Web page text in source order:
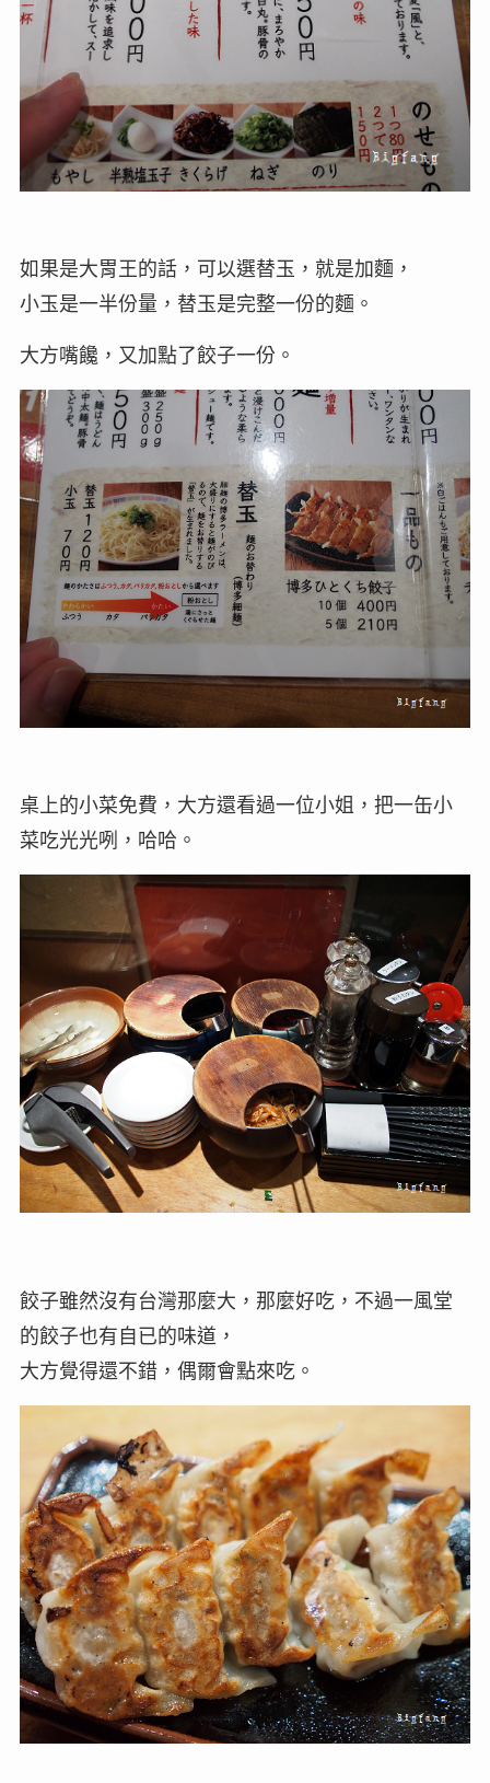
如果是大胃王的話，可以選替玉，就是加麵，
小玉是一半份量，替玉是完整一份的麵。
大方嘴饞，又加點了餃子一份。
桌上的小菜免費，大方還看過一位小姐，把一缶小
菜吃光光咧，哈哈。
餃子雖然沒有台灣那麼大，那麼好吃，不過一風堂
的餃子也有自已的味道，
大方覺得還不錯，偶爾會點來吃。